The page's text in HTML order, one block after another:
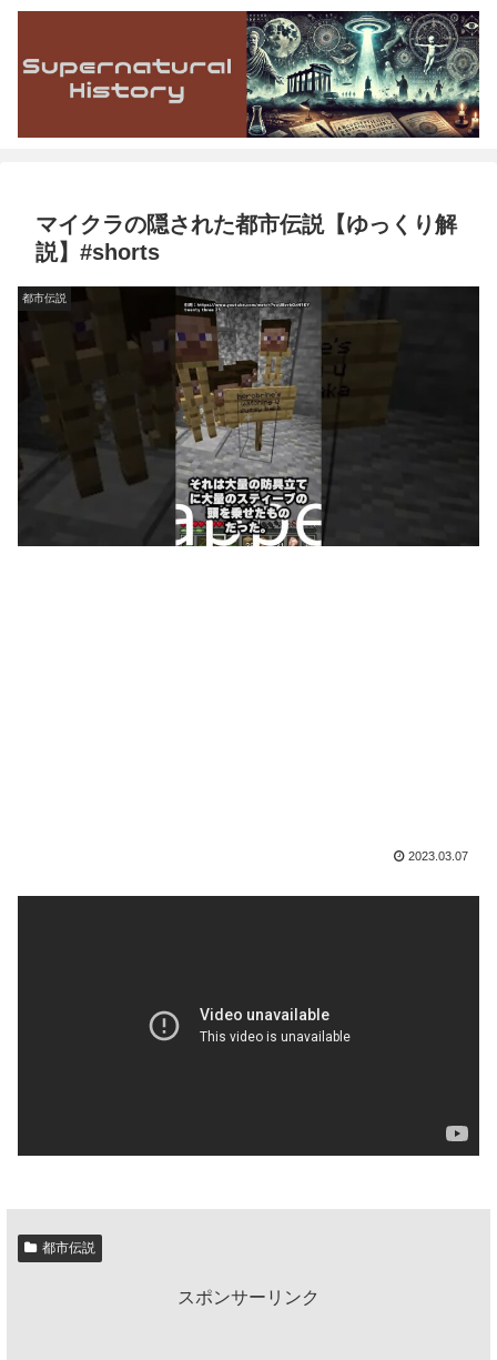
マイクラの隠された都市伝説【ゆっくり解
説】#shorts
都市伝説
2023.03.07
都市伝説
スポンサーリンク